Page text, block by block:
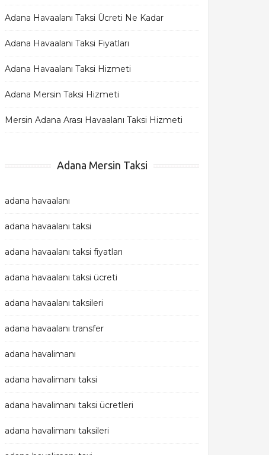
Adana Havaalanı Taksi Ücreti Ne Kadar
Adana Havaalanı Taksi Fiyatları
Adana Havaalanı Taksi Hizmeti
Adana Mersin Taksi Hizmeti
Mersin Adana Arası Havaalanı Taksi Hizmeti
Adana Mersin Taksi
adana havaalanı
adana havaalanı taksi
adana havaalanı taksi fiyatları
adana havaalanı taksi ücreti
adana havaalanı taksileri
adana havaalanı transfer
adana havalimanı
adana havalimanı taksi
adana havalimanı taksi ücretleri
adana havalimanı taksileri